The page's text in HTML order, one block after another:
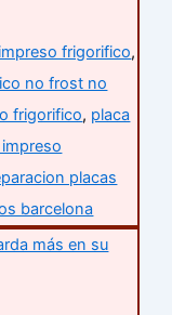
frigorifico,
no frost no
frigorifico, placa
placas
barcelona